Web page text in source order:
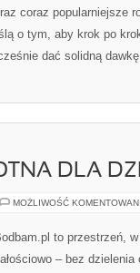
coraz popularniejsze
o tym, aby krok po
dać solidną
DLA
MOŻLIWOŚĆ
to przestrzeń,
– bez dzielenia